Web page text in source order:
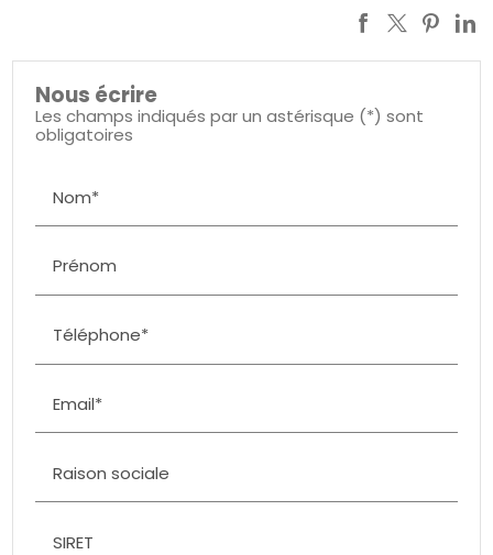
Nous écrire
Les champs indiqués par un astérisque (*) sont
obligatoires
Nom*
Prénom
Téléphone*
Email*
Raison sociale
SIRET